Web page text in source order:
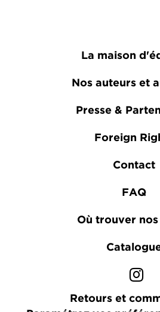
La maison
Nos auteurs et
Presse &
Foreign
Contact
FAQ
Où trouver
Retours et